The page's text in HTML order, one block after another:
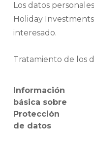
Los datos
Holiday
interesado.
Tratamiento de los
Información
básica sobre
Protección
de datos